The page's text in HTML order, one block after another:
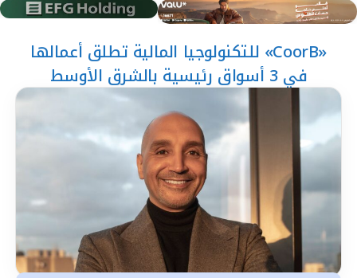
«CoorB» للتكنولوجيا المالية تطلق أعمالها
في 3 أسواق رئيسية بالشرق الأوسط